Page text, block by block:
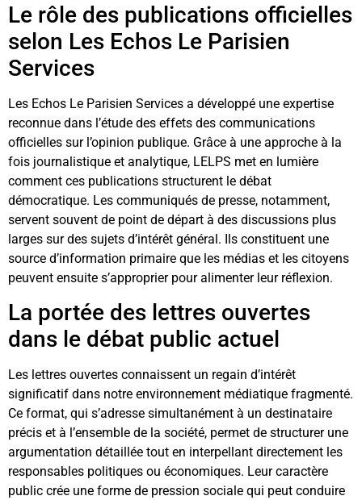
Le rôle des publications officielles
selon Les Echos Le Parisien
Services
Les Echos Le Parisien Services a développé une expertise
reconnue dans l’étude des effets des communications
officielles sur l’opinion publique. Grâce à une approche à la
fois journalistique et analytique, LELPS met en lumière
comment ces publications structurent le débat
démocratique. Les communiqués de presse, notamment,
servent souvent de point de départ à des discussions plus
larges sur des sujets d’intérêt général. Ils constituent une
source d’information primaire que les médias et les citoyens
peuvent ensuite s’approprier pour alimenter leur réflexion.
La portée des lettres ouvertes
dans le débat public actuel
Les lettres ouvertes connaissent un regain d’intérêt
significatif dans notre environnement médiatique fragmenté.
Ce format, qui s’adresse simultanément à un destinataire
précis et à l’ensemble de la société, permet de structurer une
argumentation détaillée tout en interpellant directement les
responsables politiques ou économiques. Leur caractère
public crée une forme de pression sociale qui peut conduire